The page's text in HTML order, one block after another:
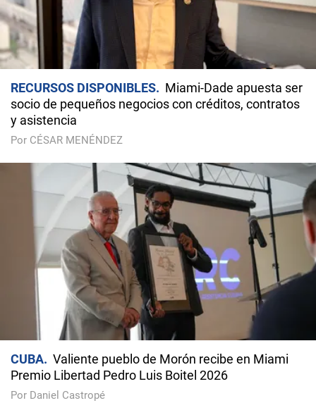
RECURSOS DISPONIBLES
Miami-Dade apuesta ser
socio de pequeños negocios con créditos, contratos
y asistencia
Por CÉSAR MENÉNDEZ
CUBA
Valiente pueblo de Morón recibe en Miami
Premio Libertad Pedro Luis Boitel 2026
Por Daniel Castropé